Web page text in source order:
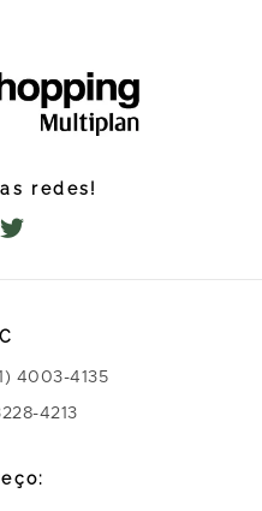
redes!
4003-4135
4213